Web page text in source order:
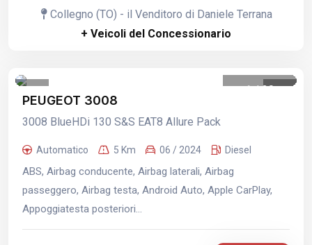
Collegno (TO) - il Venditoro di Daniele Terrana
+ Veicoli del Concessionario
1 /20
PEUGEOT 3008
3008 BlueHDi 130 S&S EAT8 Allure Pack
Automatico 5 Km 06 / 2024 Diesel
ABS, Airbag conducente, Airbag laterali, Airbag
passeggero, Airbag testa, Android Auto, Apple CarPlay,
Appoggiatesta posteriori...